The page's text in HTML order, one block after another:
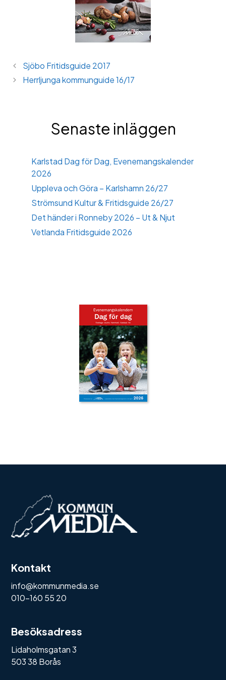
Sjöbo Fritidsguide 2017
Herrljunga kommunguide 16/17
Senaste inläggen
Karlstad Dag för Dag, Evenemangskalender
2026
Uppleva och Göra – Karlshamn 26/27
Strömsund Kultur & Fritidsguide 26/27
Det händer i Ronneby 2026 – Ut & Njut
Vetlanda Fritidsguide 2026
Kontakt
info@kommunmedia.se
010-160 55 20
Besöksadress
Lidaholmsgatan 3
503 38 Borås